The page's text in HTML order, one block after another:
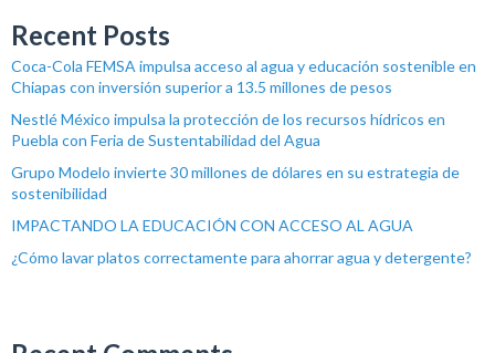
Recent Posts
Coca-Cola FEMSA impulsa acceso al agua y educación sostenible en
Chiapas con inversión superior a 13.5 millones de pesos
Nestlé México impulsa la protección de los recursos hídricos en
Puebla con Feria de Sustentabilidad del Agua
Grupo Modelo invierte 30 millones de dólares en su estrategia de
sostenibilidad
IMPACTANDO LA EDUCACIÓN CON ACCESO AL AGUA
¿Cómo lavar platos correctamente para ahorrar agua y detergente?